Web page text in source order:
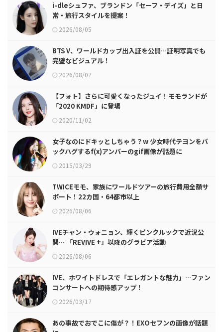
i-dleシュファ、ブランドン「セーフ・デイズ」と日
常・旅行スタイルを提案！
2026/08/05
BTS V、ワールドカップ出入証を公開…証明写真でも
完璧なビジュアル！
2026/08/07
【フォト】さらに可愛くなったジュイ！モモランドが
「2020 KMDF」に登場
2020/11/02
女子なのにドキッとしちゃう？w 少女時代テヨンをバ
ックハグするf(x)アンバーのgif画像が話題に
2015/03/29
TWICEモモ、家族にワールドツアーの旅行費用全額サ
ポート！22カ国・64都市以上
2026/08/06
IVEチャン・ウォニョン、輝くピンクルックで近況公
開… 「REVIVE +」以降のグラビア活動
2026/08/06
IVE、ホワイトドレスで「エレガントな魅力」…ファン
コンサートへの期待感アップ！
2026/03/17
あの事故でおでこに傷が？！EXOセフンの画像が話題